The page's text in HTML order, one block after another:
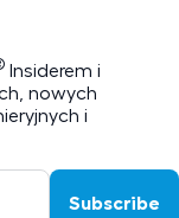
Insiderem i
nowych
i
Subscribe